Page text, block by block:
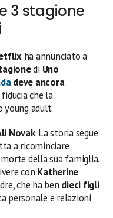
3 stagione
ha annunciato a
di Uno
deve ancora
che la
adult.
Novak. La storia segue
a ricominciare
della sua famiglia.
con Katherine
che ha ben dieci figli
personale e relazioni